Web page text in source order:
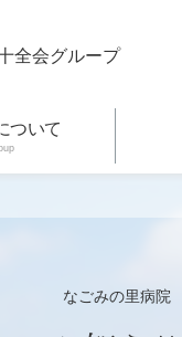
全会グループ
ついて
なごみの里病院